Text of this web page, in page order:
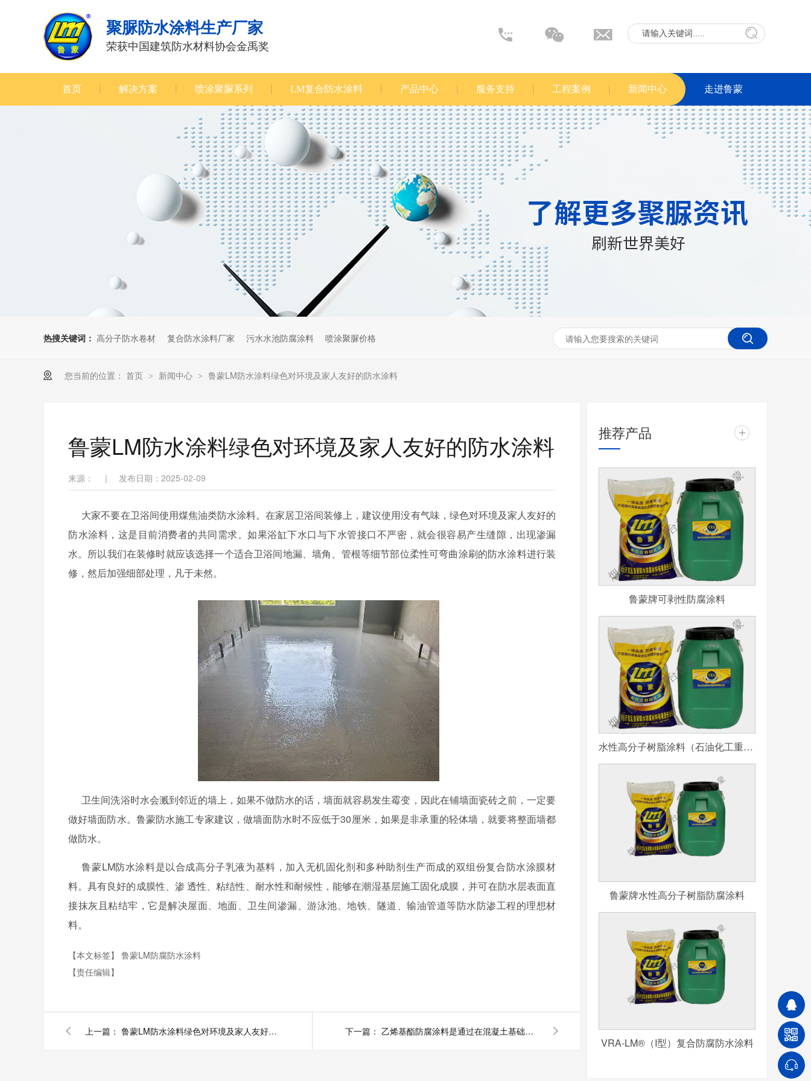
聚脲防水涂料生产厂家
荣获中国建筑防水材料协会金禹奖
首页 解决方案 喷涂聚脲系列 LM复合防水涂料 产品中心 服务支持 工程案例 新闻中心 走进鲁蒙
热搜关键词： 高分子防水卷材 复合防水涂料厂家 污水水池防腐涂料 喷涂聚脲价格
您当前的位置： 首页 > 新闻中心 > 鲁蒙LM防水涂料绿色对环境及家人友好的防水涂料
鲁蒙LM防水涂料绿色对环境及家人友好的防水涂料
来源： | 发布日期：2025-02-09
大家不要在卫浴间使用煤焦油类防水涂料。在家居卫浴间装修上，建议使用没有气味，绿色对环境及家人友好的
防水涂料，这是目前消费者的共同需求。如果浴缸下水口与下水管接口不严密，就会很容易产生缝隙，出现渗漏
水。所以我们在装修时就应该选择一个适合卫浴间地漏、墙角、管根等细节部位柔性可弯曲涂刷的防水涂料进行装
修，然后加强细部处理，凡于未然。
卫生间洗浴时水会溅到邻近的墙上，如果不做防水的话，墙面就容易发生霉变，因此在铺墙面瓷砖之前，一定要
做好墙面防水。鲁蒙防水施工专家建议，做墙面防水时不应低于30厘米，如果是非承重的轻体墙，就要将整面墙都
做防水。
鲁蒙LM防水涂料是以合成高分子乳液为基料，加入无机固化剂和多种助剂生产而成的双组份复合防水涂膜材
料。具有良好的成膜性、渗 透性、粘结性、耐水性和耐候性，能够在潮湿基层施工固化成膜，并可在防水层表面直
接抹灰且粘结牢，它是解决屋面、地面、卫生间渗漏、游泳池、地铁、隧道、输油管道等防水防渗工程的理想材
料。
【本文标签】 鲁蒙LM防腐防水涂料
【责任编辑】
上一篇： 鲁蒙LM防水涂料绿色对环境及家人友好的防水涂料 下一篇： 乙烯基酯防腐涂料是通过在混凝土基础结构形成致密的防腐层
推荐产品 +
鲁蒙牌可剥性防腐涂料
水性高分子树脂涂料（石油化工重防腐用）
鲁蒙牌水性高分子树脂防腐涂料
VRA-LM®（I型）复合防腐防水涂料